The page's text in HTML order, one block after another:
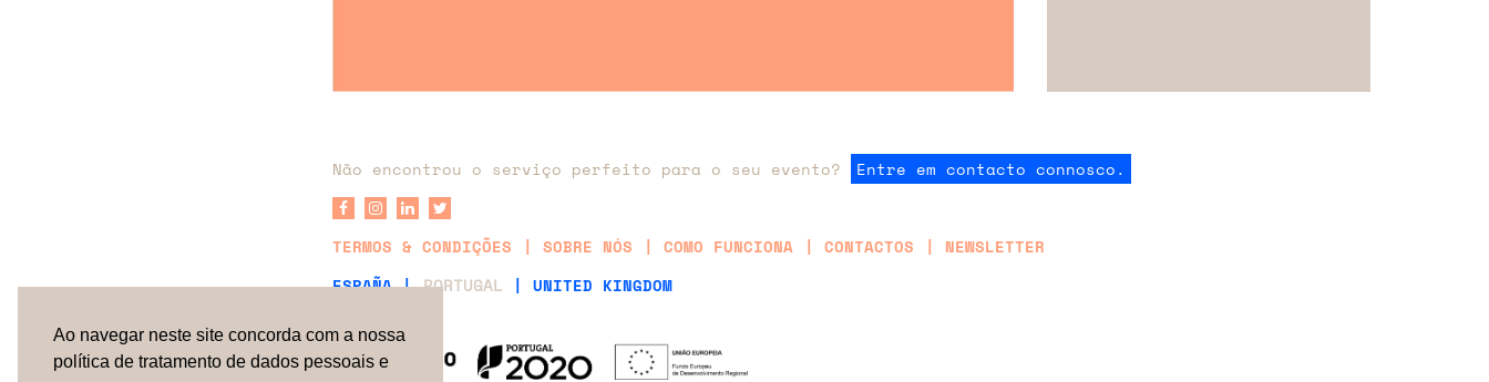
Ao navegar neste site concorda com a nossa
política de tratamento de dados pessoais e
Não encontrou o serviço perfeito para o seu evento? Entre em contacto connosco.
TERMOS & CONDIÇÕES SOBRE NÓS COMO FUNCIONA CONTACTOS
NEWSLETTER
ESPAÑA | PORTUGAL | UNITED KINGDOM